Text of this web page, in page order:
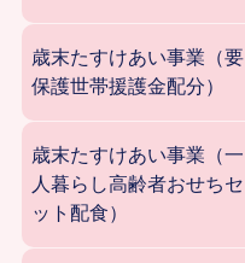
歳末たすけあい事業（要
保護世帯援護金配分）
歳末たすけあい事業（一
人暮らし高齢者おせちセ
ット配食）